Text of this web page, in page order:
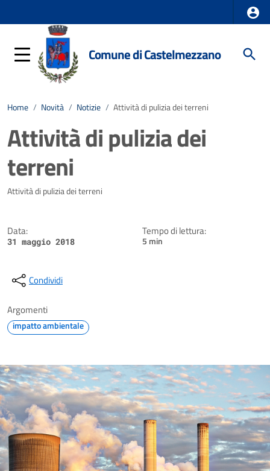
Comune di Castelmezzano
Home / Novità / Notizie / Attività di pulizia dei terreni
Attività di pulizia dei
terreni
Dettagli della notizia
Attività di pulizia dei terreni
Data:
31 maggio 2018
Tempo di lettura:
5 min
Condividi
Argomenti
impatto ambientale